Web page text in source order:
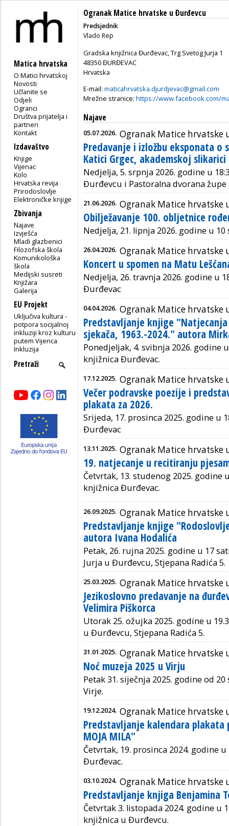
Matica hrvatska
O Matici hrvatskoj
Novosti
Učlanite se
Odjeli
Ogranci
Društva prijatelja i
partneri
Kontakt
Izdavaštvo
Knjige
Vijenac
Kolo
Hrvatska revija
Prirodoslovlje
Elektroničke knjige
Zbivanja
Najave
Izvješća
Mladi glazbenici
Filozofska škola
Komunikološka
škola
Medijski susreti
Knjižara
Galerija
EU Projekt
Uključiva kultura -
potpora socijalnoj
inkluziji kroz kulturu
putem Vijenca
Inkluzija
Ogranak Matice hrvatske u Ðurđevcu
Predsjednik
Vlado Rep
Gradska knjižnica Đurđevac, Trg Svetog Jurja 1
48350 ĐURĐEVAC
Hrvatska
E-mail: maticahrvatska.djurdjevac@gmail.com
Mrežne stranice: https://www.facebook.com/
Najave
05.07.2026. Ogranak Matice hrvatske
Predavanje i izložbu eksponata o
Katici Grgec, akademskoj slikarici
Nedjelja, 5. srpnja 2026. godine u
Đurđevcu i Pastoralna dvorana
21.06.2026. Ogranak Matice hrvatske
Obilježavanje 100. obljetnice
Nedjelja, 21. lipnja 2026. godine u 10
26.04.2026. Ogranak Matice hrvatske
Koncert u spomen na Matu
Nedjelja, 26. travnja 2026. godine u
Đurđevac
04.04.2026. Ogranak Matice hrvatske
Predstavljanje knjige
sjekača, 1963.-2024." autora
Ponedjeljak, 4. svibnja 2026. godine
knjižnica Đurđevac.
17.12.2025. Ogranak Matice hrvatske
Večer podravske poezije i
plakata za 2026.
Srijeda, 17. prosinca 2025. godine u
Đurđevac
13.11.2025. Ogranak Matice hrvatske
19. natjecanje u recitiranju
Četvrtak, 13. studenog 2025. godine
knjižnica Đurđevac.
26.09.2025. Ogranak Matice hrvatske
Predstavljanje knjige
autora Ivana Hodalića
Petak, 26. rujna 2025. godine u 17
Jurja u Đurđevcu, Stjepana Radića 5.
25.03.2025. Ogranak Matice hrvatske
Jezikoslovno predavanje na
Velimira Piškorca
Utorak 25. ožujka 2025. godine u
u Đurđevcu, Stjepana Radića 5.
31.01.2025. Ogranak Matice hrvatske
Noć muzeja 2025 u Virju
Petak 31. siječnja 2025. godine od
Virje.
19.12.2024. Ogranak Matice hrvatske
Predstavljanje kalendara plakata
MOJA MILA"
Četvrtak, 19. prosinca 2024. godine
Đurđevac.
03.10.2024. Ogranak Matice hrvatske
Predstavljanje knjiga Benjamina
Četvrtak3. listopada 2024. godine u
knjižnica u Đurđevcu.